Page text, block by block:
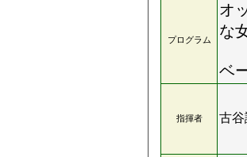
プログラム
オ
な
ベ
指揮者 古